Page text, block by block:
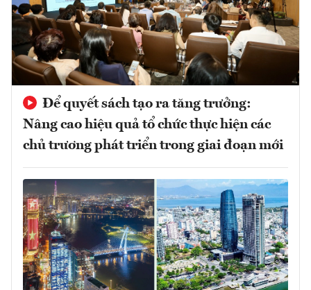
Để quyết sách tạo ra tăng trưởng:
Nâng cao hiệu quả tổ chức thực hiện các
chủ trương phát triển trong giai đoạn mới